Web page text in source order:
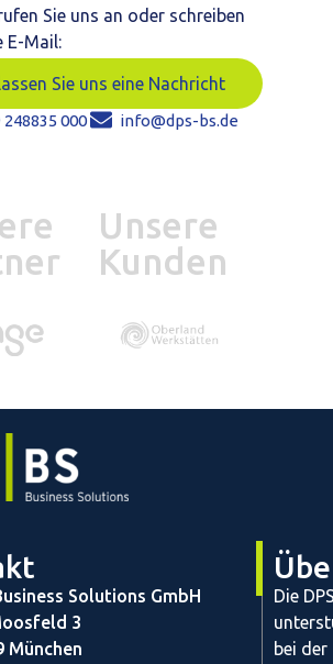
Sie uns an oder schreiben
E-Mail:
Sie uns eine Nachricht
248835 000 info@dps-bs.de
Unsere
Kunden
Solutions GmbH
3
München
Die
bei